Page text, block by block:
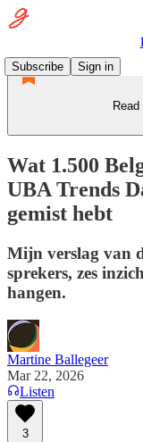
Subscribe
Sign in
Wat 1.500
UBA Trends
gemist hebt
Mijn verslag van
sprekers, zes
hangen.
Martine Ballegeer
Mar 22, 2026
Listen
3